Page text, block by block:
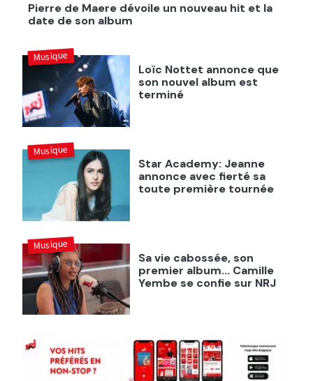
Pierre de Maere dévoile un nouveau hit et la
date de son album
Loïc Nottet annonce que
son nouvel album est
terminé
Musique
Star Academy: Jeanne
annonce avec fierté sa
toute première tournée
Musique
Sa vie cabossée, son
premier album... Camille
Yembe se confie sur NRJ
Musique